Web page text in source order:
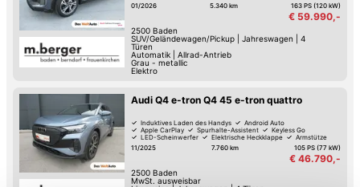
01/2026
5.340 km 163 PS (120 kW)
€ 59.990,-
2500 Baden
SUV/Geländewagen/Pickup| Jahreswagen
4
Türen
Automatik| Allrad-Antrieb
Grau - metallic
Elektro
Audi Q4 e-tron Q4 45 e-tron quattro
Induktives Laden des Handys
Android Auto
Apple CarPlay
Spurhalte-Assistent
Keyless Go
LED-Scheinwerfer
Elektrische Heckklappe
Armstütze
11/2025
7.760 km 105 PS (77 kW)
€ 46.790,-
2500 Baden
MwSt. ausweisbar